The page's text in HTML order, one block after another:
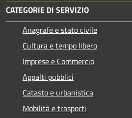
CATEGORIE DI SERVIZIO
Anagrafe e stato civile
Cultura e tempo libero
Imprese e Commercio
Appalti pubblici
Catasto e urbanistica
Mobilità e trasporti